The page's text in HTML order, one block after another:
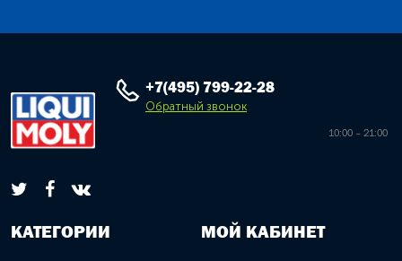
+7(495) 799-22-28
Обратный звонок
10:00 – 21:00
КАТЕГОРИИ МОЙ КАБИНЕТ